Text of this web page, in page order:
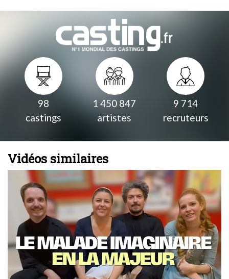
98
castings
1 450 847
artistes
9 714
recruteurs
Vidéos similaires